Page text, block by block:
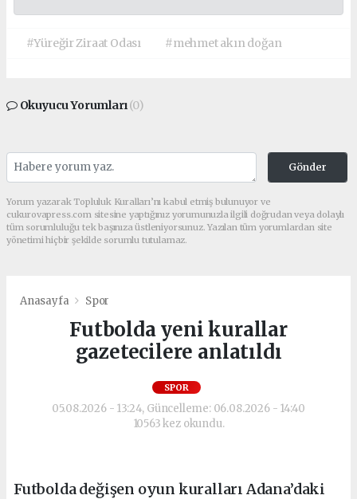
#Yüreğir Ziraat Odası #mehmet akın doğan
Okuyucu Yorumları(0)
Gönder
Yorum yazarak Topluluk Kuralları’nı kabul etmiş bulunuyor ve
cukurovapress.com sitesine yaptığınız yorumunuzla ilgili doğrudan veya dolaylı
tüm sorumluluğu tek başınıza üstleniyorsunuz. Yazılan tüm yorumlardan site
yönetimi hiçbir şekilde sorumlu tutulamaz.
Anasayfa Spor
Futbolda yeni kurallar
gazetecilere anlatıldı
SPOR
05.08.2026 - 13:24, Güncelleme: 06.08.2026 - 14:40
10563 kez okundu.
Futbolda değişen oyun kuralları Adana’daki